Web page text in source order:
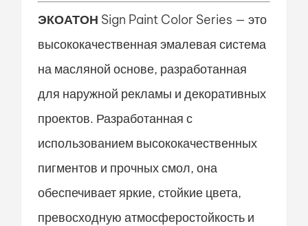
ЭКОАТОН Sign Paint Color Series — это
высококачественная эмалевая система
на масляной основе, разработанная
для наружной рекламы и декоративных
проектов. Разработанная с
использованием высококачественных
пигментов и прочных смол, она
обеспечивает яркие, стойкие цвета,
превосходную атмосферостойкость и